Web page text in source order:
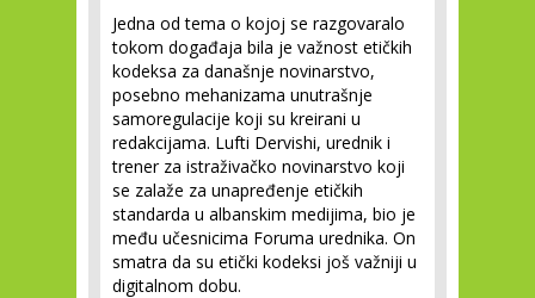
Jedna od tema o kojoj se razgovaralo
tokom događaja bila je važnost etičkih
kodeksa za današnje novinarstvo,
posebno mehanizama unutrašnje
samoregulacije koji su kreirani u
redakcijama. Lufti Dervishi, urednik i
trener za istraživačko novinarstvo koji
se zalaže za unapređenje etičkih
standarda u albanskim medijima, bio je
među učesnicima Foruma urednika. On
smatra da su etički kodeksi još važniji u
digitalnom dobu.